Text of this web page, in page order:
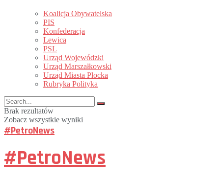
Koalicja Obywatelska
PIS
Konfederacja
Lewica
PSL
Urząd Wojewódzki
Urząd Marszałkowski
Urząd Miasta Płocka
Rubryka Polityka
Brak rezultatów
Zobacz wszystkie wyniki
#PetroNews
#PetroNews